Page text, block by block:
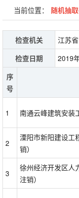
当前位置： 随机抽
检查机关 江苏
检查日期
2019
序
号
1 南通云峰建筑安装
2
溧阳市新阳建设工
销）
3
徐州经济开发区人
注销）